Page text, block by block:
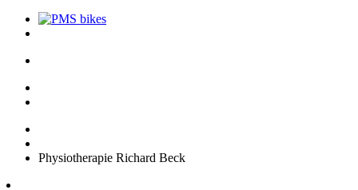
Physiotherapie Richard Beck